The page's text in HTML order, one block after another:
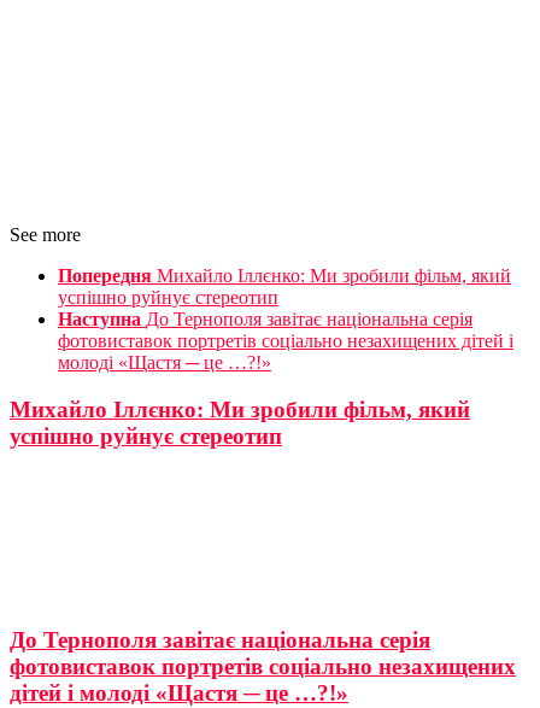
See more
Попередня Михайло Іллєнко: Ми зробили фільм, який
успішно руйнує стереотип
Наступна До Тернополя завітає національна серія
фотовиставок портретів соціально незахищених дітей і
молоді «Щастя ─ це …?!»
Михайло Іллєнко: Ми зробили фільм, який
успішно руйнує стереотип
До Тернополя завітає національна серія
фотовиставок портретів соціально незахищених
дітей і молоді «Щастя ─ це …?!»